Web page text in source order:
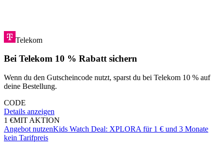
Telekom
Bei Telekom 10 % Rabatt sichern
Wenn du den Gutscheincode nutzt, sparst du bei Telekom 10 % auf
deine Bestellung.
CODE
Details anzeigen
1 €MIT AKTION
Angebot nutzenKids Watch Deal: XPLORA für 1 € und 3 Monate
kein Tarifpreis